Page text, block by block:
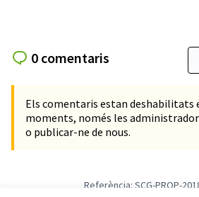
0 comentaris
Els comentaris estan deshabilitats
moments, només les
o publicar-ne de nous.
Referència: SCG-PROP-